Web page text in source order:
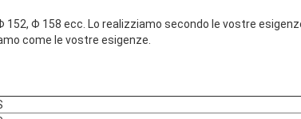
152, Φ 158 ecc. Lo realizziamo secondo le vostre
come le vostre esigenze.